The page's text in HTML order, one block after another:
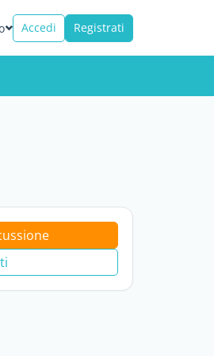
Accedi Registrati